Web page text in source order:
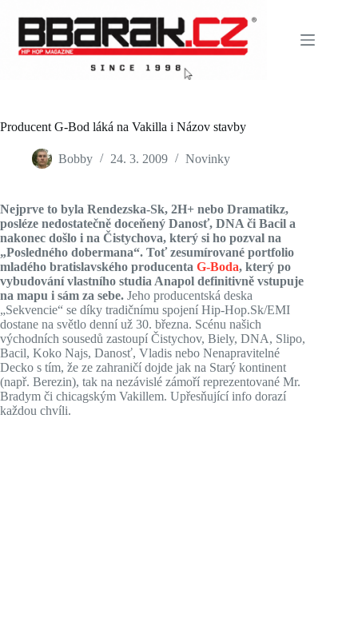
content
Producent G-Bod láká na Vakilla i Názov stavby
Bobby 24. 3. 2009 Novinky
Nejprve to byla Rendezska-Sk, 2H+ nebo Dramatikz,
posléze nedostatečně doceňený Danosť, DNA či Bacil a
nakonec došlo i na Čistychova, který si ho pozval na
„Posledného dobermana“. Toť zesumírované portfolio
mladého bratislavského producenta G-Boda, který po
vybudování vlastního studia Anapol definitivně vstupuje
na mapu i sám za sebe. Jeho producentská deska
„Sekvencie“ se díky tradičnímu spojení Hip-Hop.Sk/EMI
dostane na světlo denní už 30. března. Scénu našich
východních sousedů zastoupí Čistychov, Biely, DNA, Slipo,
Bacil, Koko Najs, Danosť, Vladis nebo Nenapravitelné
Decko s tím, že ze zahraničí dojde jak na Starý kontinent
(např. Berezin), tak na nezávislé zámoří reprezentované Mr.
Bradym či chicagským Vakillem. Upřesňující info dorazí
každou chvíli.